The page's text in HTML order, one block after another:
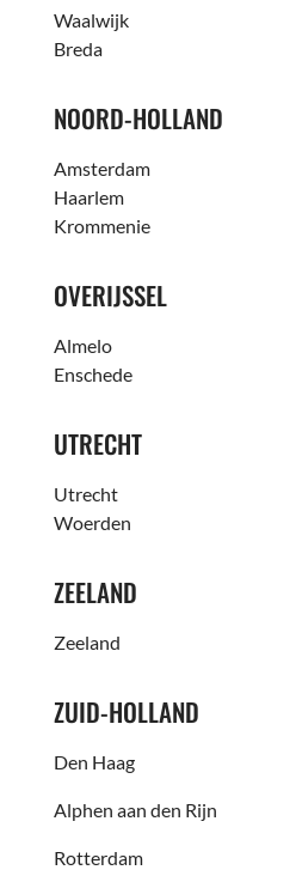
Waalwijk
Breda
NOORD-HOLLAND
Amsterdam
Haarlem
Krommenie
OVERIJSSEL
Almelo
Enschede
UTRECHT
Utrecht
Woerden
ZEELAND
Zeeland
ZUID-HOLLAND
Den Haag
Alphen aan den Rijn
Rotterdam